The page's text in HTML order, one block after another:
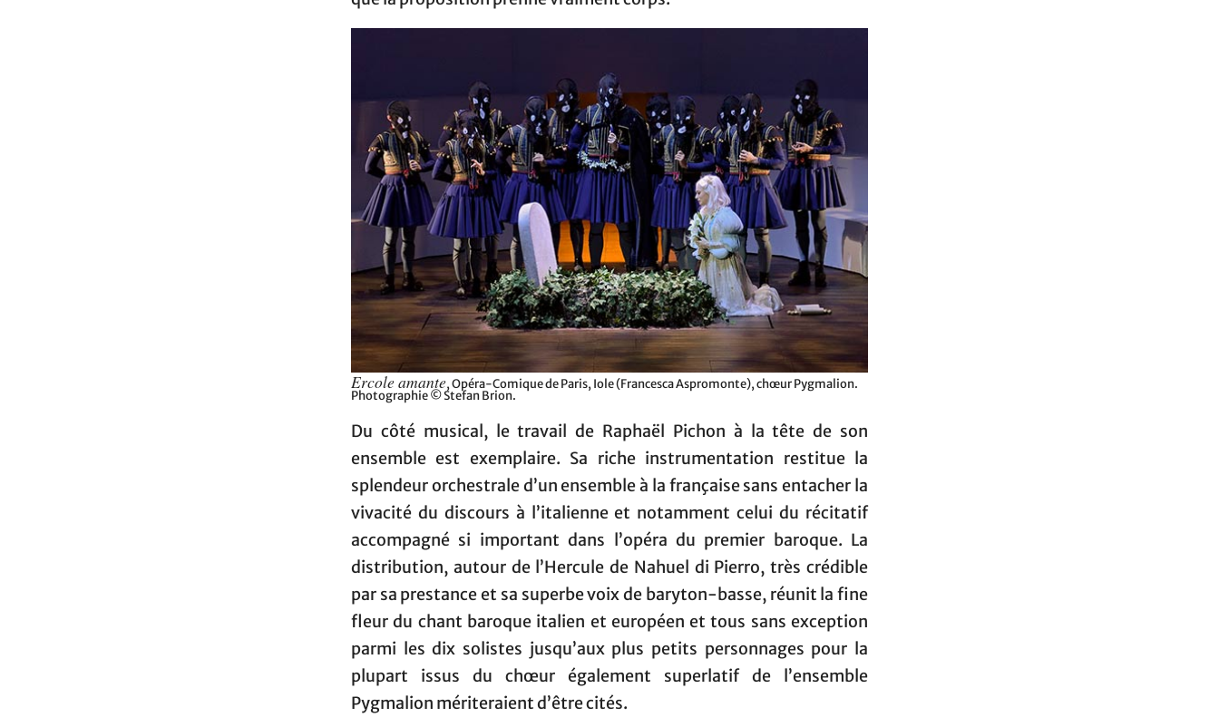
Ercole amante, Opéra-Comique de Paris, Iole (Francesca Aspromonte), chœur Pygmalion.
Photographie © Stefan Brion.
Du côté musical, le travail de Raphaël Pichon à la tête de son
ensemble est exemplaire. Sa riche instrumentation restitue la
splendeur orchestrale d’un ensemble à la française sans entacher la
vivacité du discours à l’italienne et notamment celui du récitatif
accompagné si important dans l’opéra du premier baroque. La
distribution, autour de l’Hercule de Nahuel di Pierro, très crédible
par sa prestance et sa superbe voix de baryton-basse, réunit la fine
fleur du chant baroque italien et européen et tous sans exception
parmi les dix solistes jusqu’aux plus petits personnages pour la
plupart issus du chœur également superlatif de l’ensemble
Pygmalion mériteraient d’être cités.